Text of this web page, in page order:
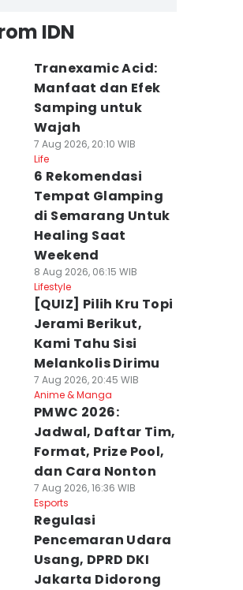
IDN
Tranexamic Acid:
Manfaat dan Efek
Samping untuk
Wajah
7 Aug 2026, 20:10 WIB
Life
6 Rekomendasi
Tempat Glamping
di Semarang Untuk
Healing Saat
Weekend
8 Aug 2026, 06:15 WIB
Lifestyle
[QUIZ] Pilih Kru Topi
Jerami Berikut,
Kami Tahu Sisi
Melankolis Dirimu
7 Aug 2026, 20:45 WIB
Anime & Manga
PMWC 2026:
Jadwal, Daftar Tim,
Format, Prize Pool,
dan Cara Nonton
7 Aug 2026, 16:36 WIB
Esports
Regulasi
Pencemaran Udara
Usang, DPRD DKI
Jakarta Didorong